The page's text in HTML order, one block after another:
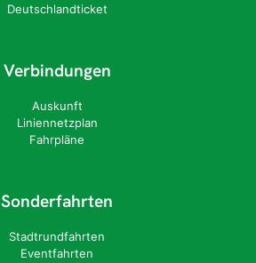
Deutschlandticket
Verbindungen
Auskunft
Liniennetzplan
Fahrpläne
Sonderfahrten
Stadtrundfahrten
Eventfahrten